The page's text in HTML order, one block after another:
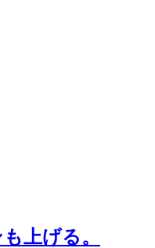
上げる。